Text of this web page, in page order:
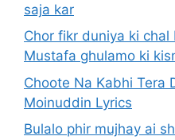
saja kar
Chor fikr duniya ki
Mustafa ghulamo ki
Choote Na Kabhi Tera
Moinuddin Lyrics
Bulalo phir mujhay ai